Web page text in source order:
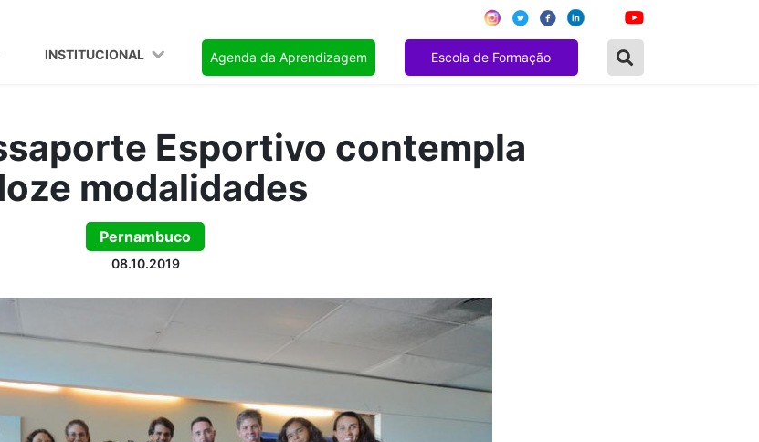
INSTITUCIONAL Agenda da Aprendizagem Escola de Formação
Esportivo contempla
modalidades
Pernambuco
08.10.2019